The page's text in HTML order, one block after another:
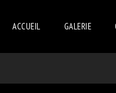
ACCUEIL GALERIE